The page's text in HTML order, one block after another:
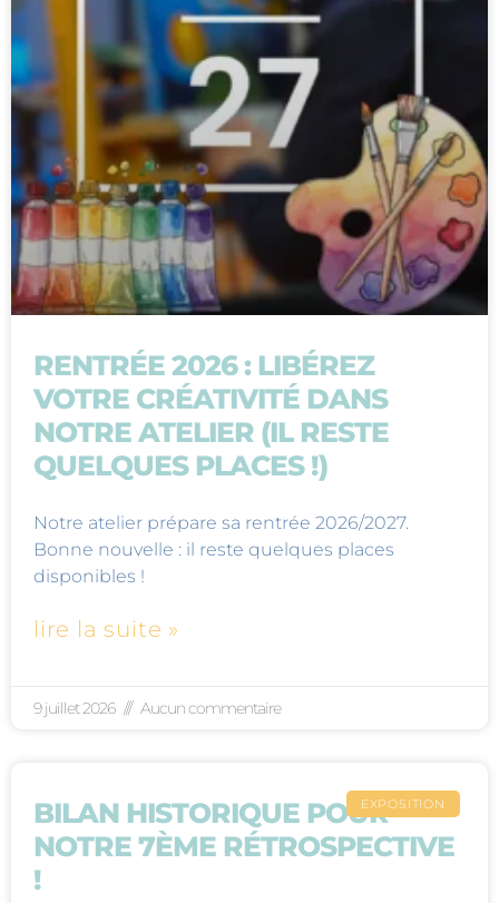
RENTRÉE 2026 : LIBÉREZ
VOTRE CRÉATIVITÉ DANS
NOTRE ATELIER (IL RESTE
QUELQUES PLACES !)
Notre atelier prépare sa rentrée 2026/2027.
Bonne nouvelle : il reste quelques places
disponibles !
lire la suite »
9 juillet 2026 Aucun commentaire
EXPOSITION
BILAN HISTORIQUE POUR
NOTRE 7ÈME RÉTROSPECTIVE
!